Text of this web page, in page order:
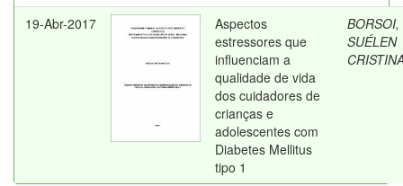
19-Abr-2017
Aspectos
estressores que
influenciam a
qualidade de vida
dos cuidadores de
crianças e
adolescentes com
Diabetes Mellitus
tipo 1
BORSOI,
SUÉLEN